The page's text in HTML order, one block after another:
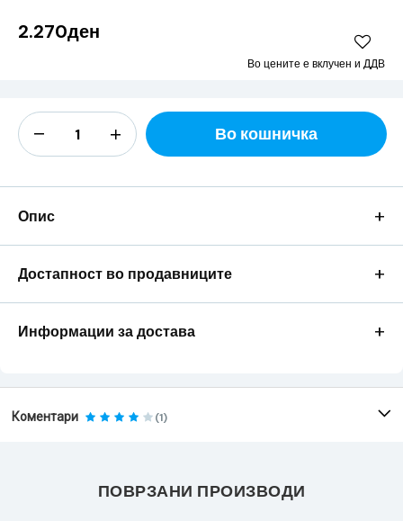
2.270ден
Во цените е вклучен и ДДВ
Во кошничка
Опис +
Достапност во продавниците +
Информации за достава +
Коментари (1)
ПОВРЗАНИ ПРОИЗВОДИ